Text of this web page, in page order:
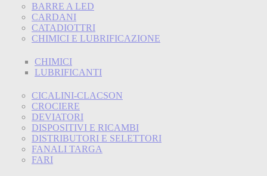
BARRE A LED
CARDANI
CATADIOTTRI
CHIMICI E LUBRIFICAZIONE
CHIMICI
LUBRIFICANTI
CICALINI-CLACSON
CROCIERE
DEVIATORI
DISPOSITIVI E RICAMBI
DISTRIBUTORI E SELETTORI
FANALI TARGA
FARI